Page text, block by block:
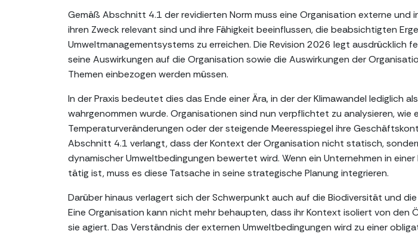
Gemäß Abschnitt 4.1 der revidierten Norm muss eine Organisation externe und
ihren Zweck relevant sind und ihre Fähigkeit beeinflussen, die beabsichtigten
Umweltmanagementsystems zu erreichen. Die Revision 2026 legt ausdrücklich
seine Auswirkungen auf die Organisation sowie die Auswirkungen der
Themen einbezogen werden müssen.
In der Praxis bedeutet dies das Ende einer Ära, in der der Klimawandel lediglich
wahrgenommen wurde. Organisationen sind nun verpflichtet zu analysieren, wie
Temperaturveränderungen oder der steigende Meeresspiegel ihre
Abschnitt 4.1 verlangt, dass der Kontext der Organisation nicht statisch,
dynamischer Umweltbedingungen bewertet wird. Wenn ein Unternehmen in
tätig ist, muss es diese Tatsache in seine strategische Planung integrieren.
Darüber hinaus verlagert sich der Schwerpunkt auch auf die Biodiversität und
Eine Organisation kann nicht mehr behaupten, dass ihr Kontext isoliert von den
sie agiert. Das Verständnis der externen Umweltbedingungen wird zu einer